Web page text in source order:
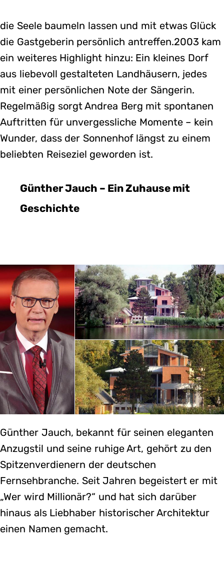
die Seele baumeln lassen und mit etwas Glück
die Gastgeberin persönlich antreffen.2003 kam
ein weiteres Highlight hinzu: Ein kleines Dorf
aus liebevoll gestalteten Landhäusern, jedes
mit einer persönlichen Note der Sängerin.
Regelmäßig sorgt Andrea Berg mit spontanen
Auftritten für unvergessliche Momente – kein
Wunder, dass der Sonnenhof längst zu einem
beliebten Reiseziel geworden ist.
Günther Jauch – Ein Zuhause mit
Geschichte
Günther Jauch, bekannt für seinen eleganten
Anzugstil und seine ruhige Art, gehört zu den
Spitzenverdienern der deutschen
Fernsehbranche. Seit Jahren begeistert er mit
„Wer wird Millionär?“ und hat sich darüber
hinaus als Liebhaber historischer Architektur
einen Namen gemacht.